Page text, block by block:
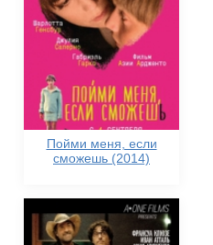
Пойми меня, если
сможешь (2014)